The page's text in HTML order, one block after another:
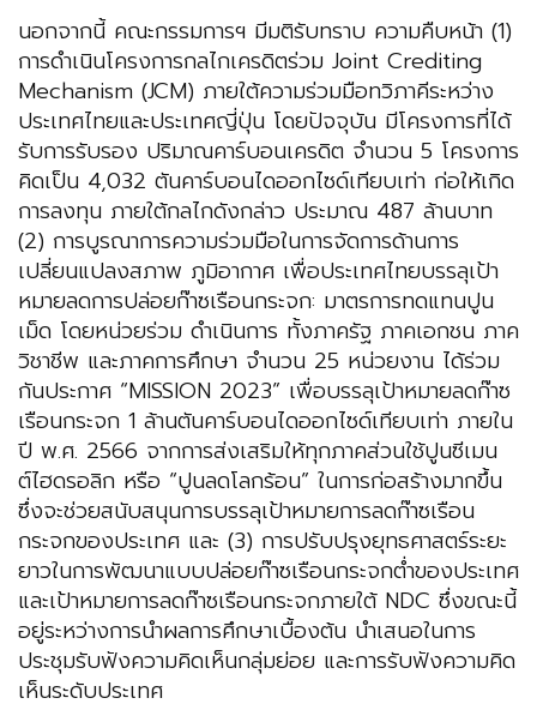
นอกจากนี้ คณะกรรมการฯ มีมติรับทราบ ความคืบหน้า (1)
การดําเนินโครงการกลไกเครดิตร่วม Joint Crediting
Mechanism (JCM) ภายใต้ความร่วมมือทวิภาคีระหว่าง
ประเทศไทยและประเทศญี่ปุ่น โดยปัจจุบัน มีโครงการที่ได้
รับการรับรอง ปริมาณคาร์บอนเครดิต จํานวน 5 โครงการ
คิดเป็น 4,032 ตันคาร์บอนไดออกไซด์เทียบเท่า ก่อให้เกิด
การลงทุน ภายใต้กลไกดังกล่าว ประมาณ 487 ล้านบาท
(2) การบูรณาการความร่วมมือในการจัดการด้านการ
เปลี่ยนแปลงสภาพ ภูมิอากาศ เพื่อประเทศไทยบรรลุเป้า
หมายลดการปล่อยก๊าซเรือนกระจก: มาตรการทดแทนปูน
เม็ด โดยหน่วยร่วม ดําเนินการ ทั้งภาครัฐ ภาคเอกชน ภาค
วิชาชีพ และภาคการศึกษา จํานวน 25 หน่วยงาน ได้ร่วม
กันประกาศ “MISSION 2023” เพื่อบรรลุเป้าหมายลดก๊าซ
เรือนกระจก 1 ล้านตันคาร์บอนไดออกไซด์เทียบเท่า ภายใน
ปี พ.ศ. 2566 จากการส่งเสริมให้ทุกภาคส่วนใช้ปูนซีเมน
ต์ไฮดรอลิก หรือ “ปูนลดโลกร้อน” ในการก่อสร้างมากขึ้น
ซึ่งจะช่วยสนับสนุนการบรรลุเป้าหมายการลดก๊าซเรือน
กระจกของประเทศ และ (3) การปรับปรุงยุทธศาสตร์ระยะ
ยาวในการพัฒนาแบบปล่อยก๊าซเรือนกระจกต่ำของประเทศ
และเป้าหมายการลดก๊าซเรือนกระจกภายใต้ NDC ซึ่งขณะนี้
อยู่ระหว่างการนําผลการศึกษาเบื้องต้น นําเสนอในการ
ประชุมรับฟังความคิดเห็นกลุ่มย่อย และการรับฟังความคิด
เห็นระดับประเทศ